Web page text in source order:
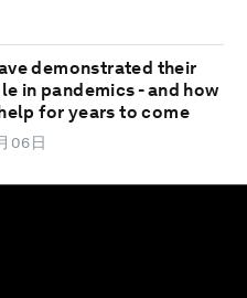
demonstrated their
in pandemics - and how
for years to come
06日